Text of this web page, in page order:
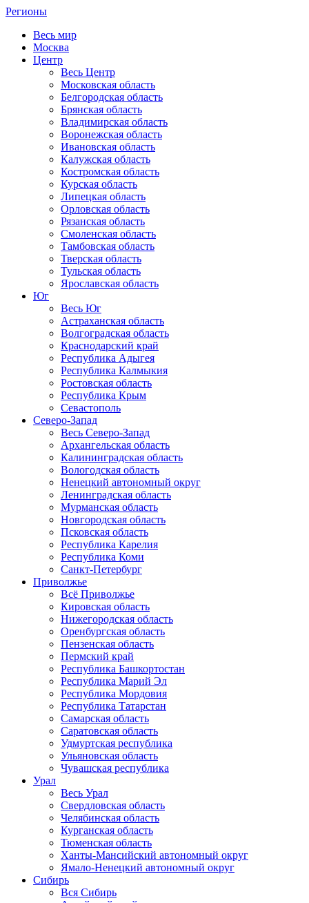
Регионы
Весь мир
Москва
Центр
Весь Центр
Московская область
Белгородская область
Брянская область
Владимирская область
Воронежская область
Ивановская область
Калужская область
Костромская область
Курская область
Липецкая область
Орловская область
Рязанская область
Смоленская область
Тамбовская область
Тверская область
Тульская область
Ярославская область
Юг
Весь Юг
Астраханская область
Волгоградская область
Краснодарский край
Республика Адыгея
Республика Калмыкия
Ростовская область
Республика Крым
Севастополь
Северо-Запад
Весь Северо-Запад
Архангельская область
Калининградская область
Вологодская область
Ненецкий автономный округ
Ленинградская область
Мурманская область
Новгородская область
Псковская область
Республика Карелия
Республика Коми
Санкт-Петербург
Приволжье
Всё Приволжье
Кировская область
Нижегородская область
Оренбургская область
Пензенская область
Пермский край
Республика Башкортостан
Республика Марий Эл
Республика Мордовия
Республика Татарстан
Самарская область
Саратовская область
Удмуртская республика
Ульяновская область
Чувашская республика
Урал
Весь Урал
Свердловская область
Челябинская область
Курганская область
Тюменская область
Ханты-Мансийский автономный округ
Ямало-Ненецкий автономный округ
Сибирь
Вся Сибирь